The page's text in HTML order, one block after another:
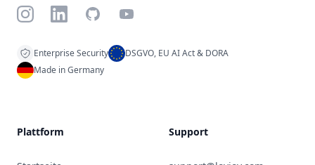
InstagramLinkedInGitHubYouTube
Enterprise Security
DSGVO, EU AI Act & DORA
Made in Germany
Plattform Support